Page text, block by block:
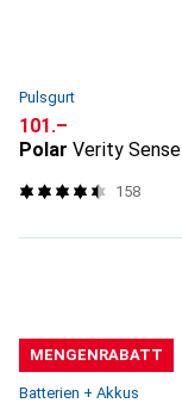
Pulsgurt
CHF
101.–
Polar Verity Sense
158
MENGENRABATT
Batterien + Akkus